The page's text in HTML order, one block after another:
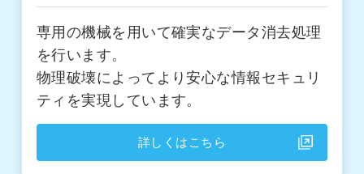
専用の機械を用いて確実なデータ消去処理
を行います。
物理破壊によってより安心な情報セキュリ
ティを実現しています。
詳しくはこちら